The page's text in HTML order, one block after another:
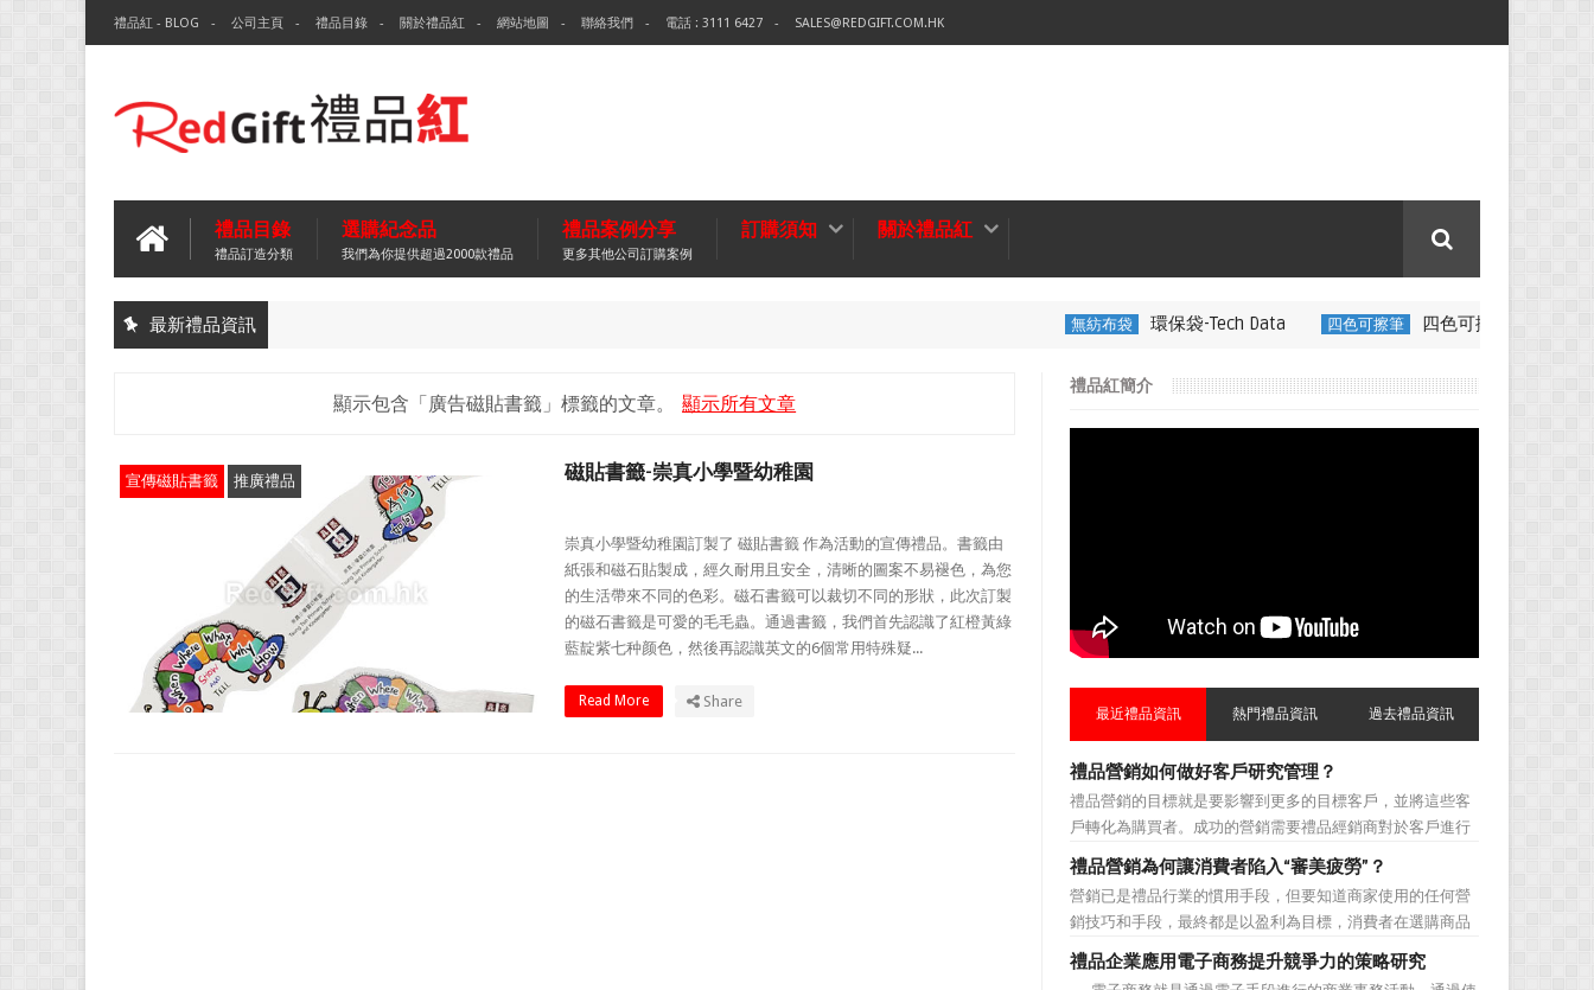
禮品紅 - BLOG 公司主頁 禮品目錄 關於禮品紅 網站地圖 聯絡我們 電話 : 3111 6427 SALES@REDGIFT.COM.HK
禮品目錄
禮品訂造分類
選購紀念品
我們為你提供超過2000款禮品
禮品案例分享
更多其他公司訂購案例
訂購須知 關於禮品紅
最新禮品資訊 環保袋-Tech Data 四色可擦筆 四色可擦筆-百通電纜
顯示包含「廣告磁貼書籤」 標籤的文章。 顯示所有文章
宣傳磁貼書籤 推廣禮品 磁貼書籤-崇真小學暨幼稚園
崇真小學暨幼稚園訂製了 磁貼書籤 作為活動的宣傳禮品。書籤由
紙張和磁石貼製成，經久耐用且安全，清晰的圖案不易褪色，為您
的生活帶來不同的色彩。磁石書籤可以裁切不同的形狀，此次訂製
的磁石書籤是可愛的毛毛蟲。通過書籤，我們首先認識了紅橙黃綠
藍靛紫七种颜色，然後再認識英文的6個常用特殊疑...
Read More Share
禮品紅簡介
最近禮品資訊 熱門禮品資訊 過去禮品資訊
禮品營銷如何做好客戶研究管理？
禮品營銷的目標就是要影響到更多的目標客戶，並將這些客
戶轉化為購買者。成功的營銷需要禮品經銷商對於客戶進行
相應的分類，了解不同類型客戶的貢獻度，從而有的放矢的
制定相應的營銷對策，而這需要對於客戶研究方面更多地投
入，這不僅是銷售環節的事，也需要營銷管理策略的整體支
持。具體來說，有以下...
禮品營銷為何讓消費者陷入“審美疲勞”？
營銷已是禮品行業的慣用手段，但要知道商家使用的任何營
銷技巧和手段，最終都是以盈利為目標，消費者在選購商品
時最為關注的便是如何利用最低的費用購買到最超值的貨
品。在禮品公司使用常規的營銷方式的同時，消費者也不免
禮品企業應用電子商務提升競爭力的策略研究